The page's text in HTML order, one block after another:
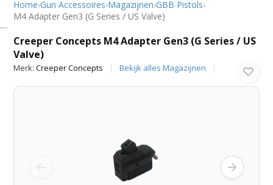
Home›Gun Accessoires›Magazijnen›GBB Pistols›
M4 Adapter Gen3 (G Series / US Valve)
Creeper Concepts M4 Adapter Gen3 (G Series / US
Valve)
Merk:Creeper Concepts Bekijk alles Magazijnen